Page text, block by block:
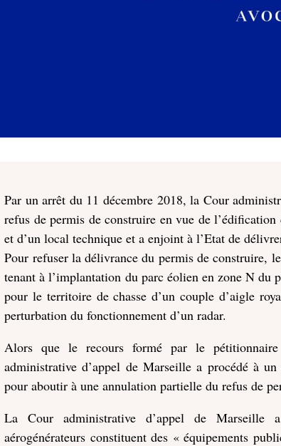
Par un arrêt du 11 décembre 2018, la Cour
refus de permis de construire en vue de
et d’un local technique et a enjoint à l’Etat de
Pour refuser la délivrance du permis de construire,
tenant à l’implantation du parc éolien en zone N du
pour le territoire de chasse d’un couple d’aigle
perturbation du fonctionnement d’un radar.
Alors que le recours formé par le
administrative d’appel de Marseille a procédé à
pour aboutir à une annulation partielle du refus de
La Cour administrative d’appel de Marseille
aérogénérateurs constituent des « équipements